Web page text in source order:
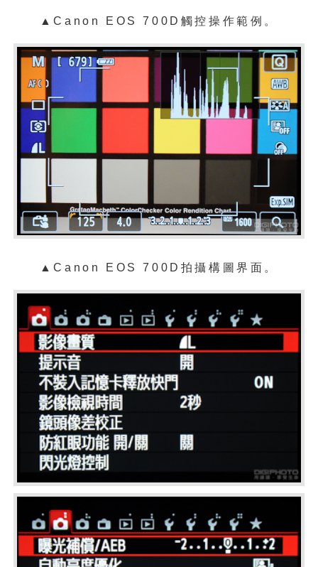
▲Canon EOS 700D觸控操作範例。
▲Canon EOS 700D拍攝構圖界面。